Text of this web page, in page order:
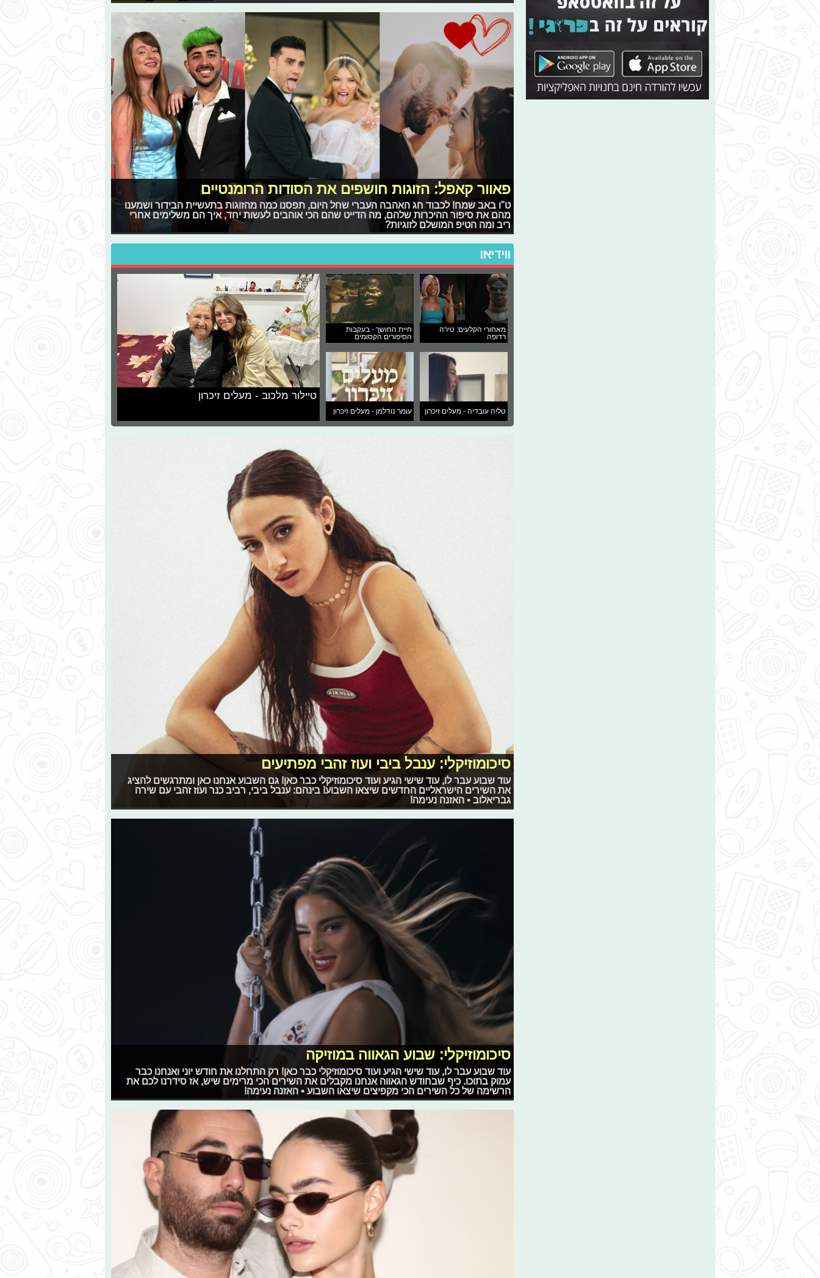
פאוור קאפל: הזוגות חושפים את הסודות הרומנטיים
ט"ו באב שמח! לכבוד חג האהבה העברי שחל היום, תפסנו כמה מהזוגות בתעשיית הבידור ושמענו
מהם את סיפור ההיכרות שלהם, מה הדייט שהם הכי אוהבים לעשות יחד, איך הם משלימים אחרי
ריב ומה הטיפ המושלם לזוגיות?
ווידיאו
מאחורי הקלעים: טירה
רדופה
חיית החושך - בעקבות
הסיפורים הקסומים
טליה עובדיה - מעלים זיכרון עומר נודלמן - מעלים זיכרון
טיילור מלכוב - מעלים זיכרון
סיכומוזיקלי: ענבל ביבי ועוז זהבי מפתיעים
עוד שבוע עבר לו, עוד שישי הגיע ועוד סיכומוזיקלי כבר כאן! גם השבוע אנחנו כאן ומתרגשים להציג
את השירים הישראליים החדשים שיצאו השבוע! בינהם: ענבל ביבי, רביב כנר ועוז זהבי עם שירה
גבריאלוב • האזנה נעימה!
סיכומוזיקלי: שבוע הגאווה במוזיקה
עוד שבוע עבר לו, עוד שישי הגיע ועוד סיכומוזיקלי כבר כאן! רק התחלנו את חודש יוני ואנחנו כבר
עמוק בתוכו. כיף שבחודש הגאווה אנחנו מקבלים את השירים הכי מרימים שיש, אז סידרנו לכם את
הרשימה של כל השירים הכי מקפיצים שיצאו השבוע • האזנה נעימה!